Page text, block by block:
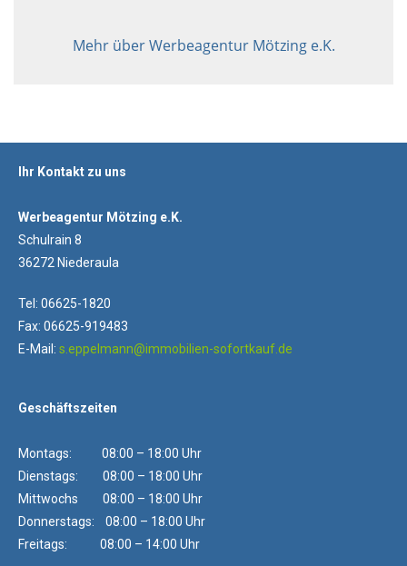
Mehr über Werbeagentur Mötzing e.K.
Ihr Kontakt zu uns
Werbeagentur Mötzing e.K.
Schulrain 8
36272 Niederaula
Tel: 06625-1820
Fax: 06625-919483
E-Mail: s.eppelmann@immobilien-sofortkauf.de
Geschäftszeiten
Montags: 08:00 – 18:00 Uhr
Dienstags: 08:00 – 18:00 Uhr
Mittwochs 08:00 – 18:00 Uhr
Donnerstags: 08:00 – 18:00 Uhr
Freitags: 08:00 – 14:00 Uhr